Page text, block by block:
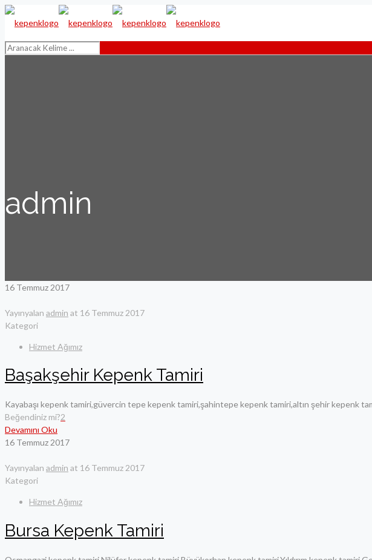
admin
16 Temmuz 2017
Yayınyalan admin at 16 Temmuz 2017
Kategori
Hizmet Ağımız
Başakşehir Kepenk Tamiri
Kayabaşı kepenk tamiri,güvercin tepe kepenk tamiri,şahintepe kepenk tamiri,altın şehir kepenk
Beğendiniz mi?2
Devamını Oku
16 Temmuz 2017
Yayınyalan admin at 16 Temmuz 2017
Kategori
Hizmet Ağımız
Bursa Kepenk Tamiri